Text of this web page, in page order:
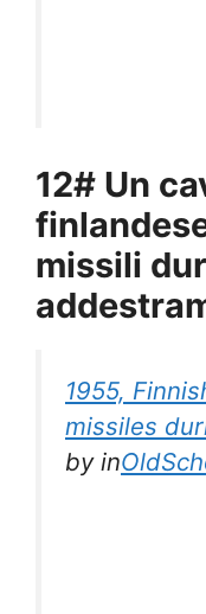
12# Un
missili
1955,
missiles
byin